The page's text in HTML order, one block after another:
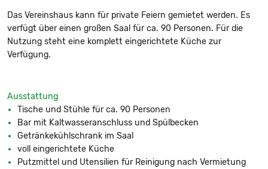
Das Vereinshaus kann für private Feiern gemietet werden. Es
verfügt über einen großen Saal für ca. 90 Personen. Für die
Nutzung steht eine komplett eingerichtete Küche zur
Verfügung.
Ausstattung
Tische und Stühle für ca. 90 Personen
Bar mit Kaltwasseranschluss und Spülbecken
Getränkekühlschrank im Saal
voll eingerichtete Küche
Putzmittel und Utensilien für Reinigung nach Vermietung